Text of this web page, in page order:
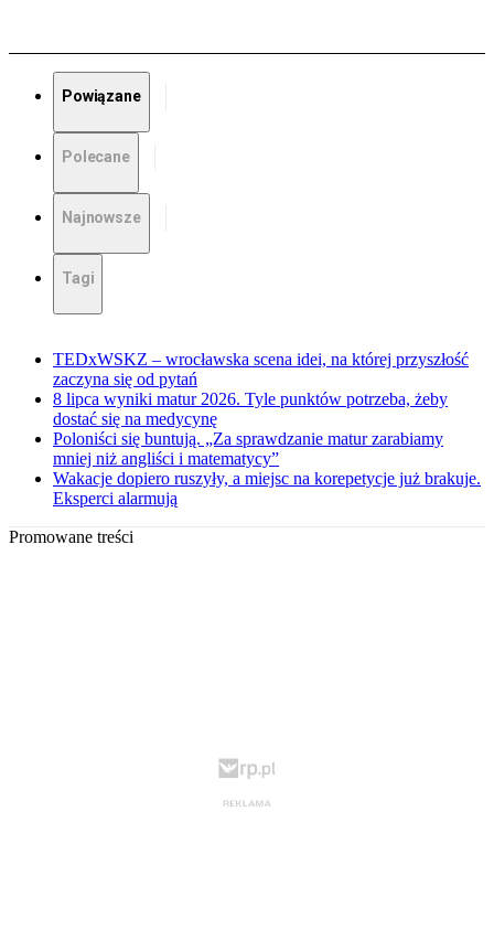
Powiązane
Polecane
Najnowsze
Tagi
TEDxWSKZ – wrocławska scena idei, na której przyszłość
zaczyna się od pytań
8 lipca wyniki matur 2026. Tyle punktów potrzeba, żeby
dostać się na medycynę
Poloniści się buntują. „Za sprawdzanie matur zarabiamy
mniej niż angliści i matematycy”
Wakacje dopiero ruszyły, a miejsc na korepetycje już brakuje.
Eksperci alarmują
Promowane treści